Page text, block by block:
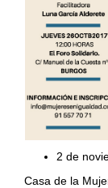
2 de
​Casa de la